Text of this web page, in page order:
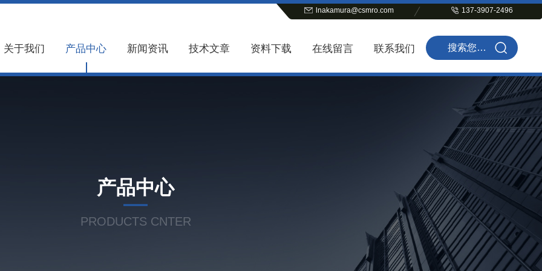
lnakamura@csmro.com 137-3907-2496
关于我们 产品中心 新闻资讯 技术文章 资料下载 在线留言 联系我们
产品中心
PRODUCTS CNTER